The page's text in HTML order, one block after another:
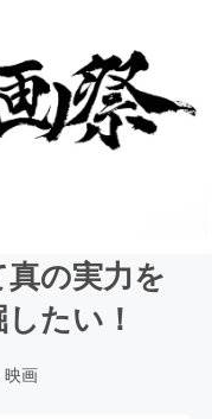
の実力を
たい！
映画